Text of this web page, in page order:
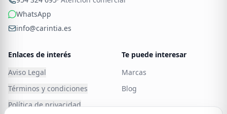
2.Materiales de Alta Calidad y Resistencia
especialmente en un entorno como el baño, donde la
determinantes. Todos nuestros
lavaboestán fabricados con materiales resistentes y
duraderos, como maderas tratadas, laminados
WhatsApp
info@carintia.es
Enlaces de interés
Aviso Legal
Términos y condiciones
Política de privacidad
Te puede interesar
Marcas
Blog